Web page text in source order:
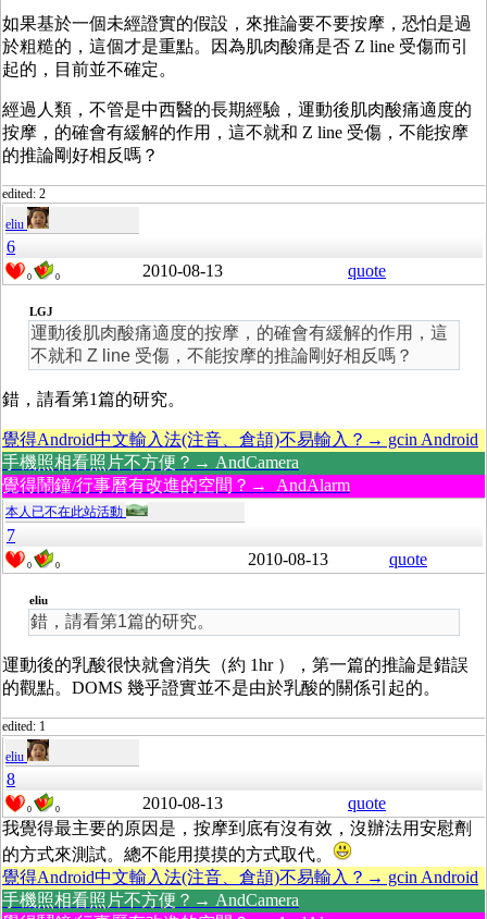
如果基於一個未經證實的假設，來推論要不要按摩，恐怕是過
於粗糙的，這個才是重點。因為肌肉酸痛是否 Z line 受傷而引
起的，目前並不確定。
經過人類，不管是中西醫的長期經驗，運動後肌肉酸痛適度的
按摩，的確會有緩解的作用，這不就和 Z line 受傷，不能按摩
的推論剛好相反嗎？
edited: 2
eliu
6
0 0 2010-08-13 quote
LGJ
運動後肌肉酸痛適度的按摩，的確會有緩解的作用，這
不就和 Z line 受傷，不能按摩的推論剛好相反嗎？
錯，請看第1篇的研究。
覺得Android中文輸入法(注音、倉頡)不易輸入？→ gcin Android
手機照相看照片不方便？→ AndCamera
覺得鬧鐘/行事曆有改進的空間？→ AndAlarm
本人已不在此站活動
7
0 0 2010-08-13 quote
eliu
錯，請看第1篇的研究。
運動後的乳酸很快就會消失（約 1hr ），第一篇的推論是錯誤
的觀點。DOMS 幾乎證實並不是由於乳酸的關係引起的。
edited: 1
eliu
8
0 0 2010-08-13
quote
我覺得最主要的原因是，按摩到底有沒有效，沒辦法用安慰劑
的方式來測試。總不能用摸摸的方式取代。
覺得Android中文輸入法(注音、倉頡)不易輸入？→ gcin Android
手機照相看照片不方便？→ AndCamera